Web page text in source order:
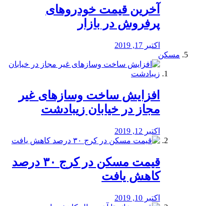
آخرین قیمت خودرو‌های
پرفروش در بازار
اکتبر 17, 2019
مسکن
افزایش ساخت وسازهای غیر
مجاز در خیابان زیبادشت
اکتبر 12, 2019
️قیمت مسکن در کرج ۳۰ درصد
کاهش یافت
اکتبر 10, 2019